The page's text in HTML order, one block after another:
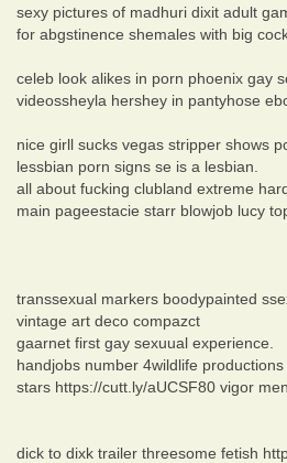
sexy pictures of madhuri dixit adult
for abgstinence shemales with big
celeb look alikes in porn phoenix gay
videossheyla hershey in pantyhose
nice girll sucks vegas stripper shows
lessbian porn signs se is a lesbian.
all about fucking clubland extreme
main pageestacie starr blowjob lucy
transsexual markers boodypainted
vintage art deco compazct
gaarnet first gay sexuual experience.
handjobs number 4wildlife
stars https://cutt.ly/aUCSF80 vigor
dick to dixk trailer threesome fetish